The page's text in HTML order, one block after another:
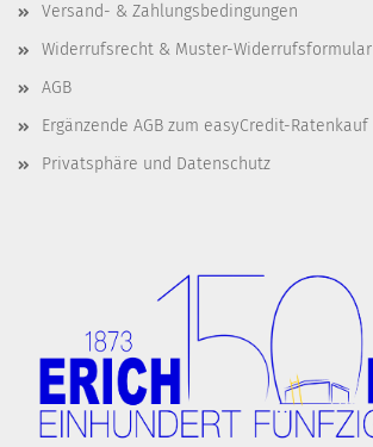
Versand- & Zahlungsbedingungen
Widerrufsrecht & Muster-Widerrufsformular
AGB
Ergänzende AGB zum easyCredit-Ratenkauf
Privatsphäre und Datenschutz